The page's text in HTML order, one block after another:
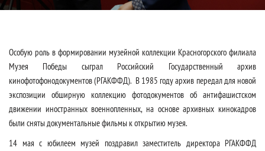
Особую роль в формировании музейной коллекции Красногорского филиала
Музея Победы сыграл Российский Государственный архив
кинофотофонодокументов (РГАКФФД). В 1985 году архив передал для новой
экспозиции обширную коллекцию фотодокументов об антифашистском
движении иностранных военнопленных, на основе архивных кинокадров
были сняты документальные фильмы к открытию музея.
14 мая с юбилеем музей поздравил заместитель директора РГАКФФД